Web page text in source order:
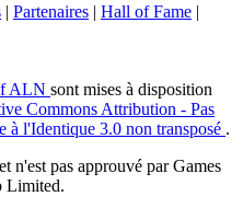
| Partenaires | Hall of Fame |
ALN sont mises à disposition
Commons Attribution - Pas
à l'Identique 3.0 non transposé .
n'est pas approuvé par Games
Limited.